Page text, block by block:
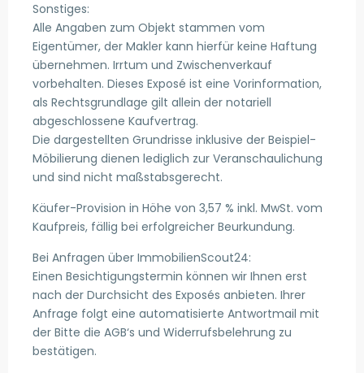
Sonstiges:
Alle Angaben zum Objekt stammen vom
Eigentümer, der Makler kann hierfür keine Haftung
übernehmen. Irrtum und Zwischenverkauf
vorbehalten. Dieses Exposé ist eine Vorinformation,
als Rechtsgrundlage gilt allein der notariell
abgeschlossene Kaufvertrag.
Die dargestellten Grundrisse inklusive der Beispiel-
Möbilierung dienen lediglich zur Veranschaulichung
und sind nicht maßstabsgerecht.
Käufer-Provision in Höhe von 3,57 % inkl. MwSt. vom
Kaufpreis, fällig bei erfolgreicher Beurkundung.
Bei Anfragen über ImmobilienScout24:
Einen Besichtigungstermin können wir Ihnen erst
nach der Durchsicht des Exposés anbieten. Ihrer
Anfrage folgt eine automatisierte Antwortmail mit
der Bitte die AGB‘s und Widerrufsbelehrung zu
bestätigen.